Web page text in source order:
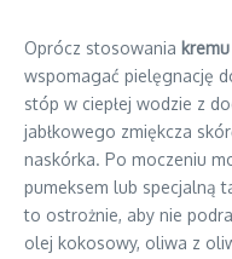
Oprócz stosowania
wspomagać pielęgnację
stóp w ciepłej wodzie z
jabłkowego zmiękcza
naskórka. Po moczeniu
pumeksem lub specjalną
to ostrożnie, aby nie
olej kokosowy, oliwa z